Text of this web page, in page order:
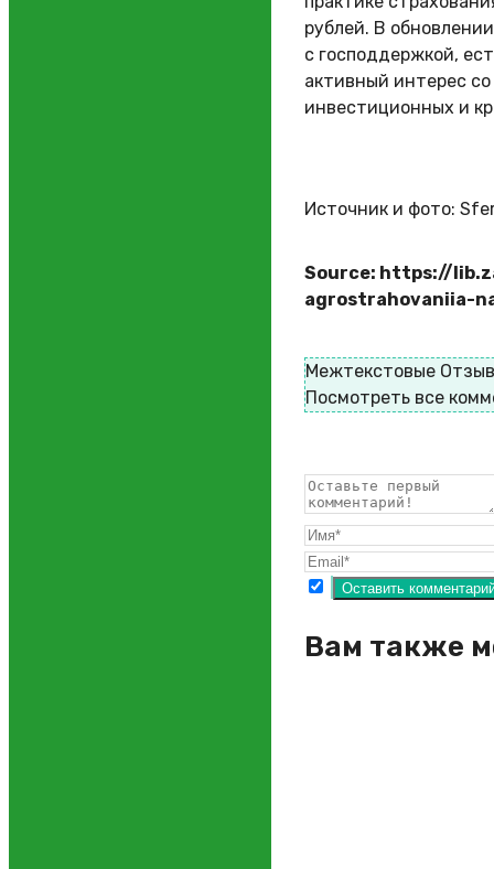
рублей. В
с господдержкой,
активный интерес
инвестиционных и
Источник и фото:
Source: https://
agrostrahovaniia-
Межтекстовые
Посмотреть все
Вам также